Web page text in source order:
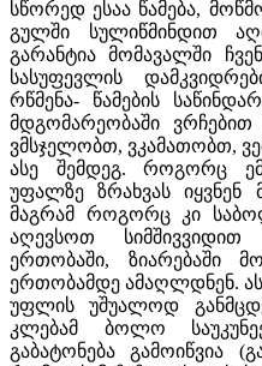
სწორედ ესაა წამება,
გულში სულიწმინდით
გარანტია მომავალში
სასუფევლის
რწმენა- წამების
მდგომარეობაში
ვმსჯელობთ, ვკამათობთ,
ასე შემდეგ. როგორც
უფალზე ზრახვას იყვნენ
მაგრამ როგორც კი
აღევსოთ
ერთობაში, ზიარებაში
ერთობამდე ამაღლდნენ.
უფლის უშუალოდ
კლებამ ბოლო
გაბატონება გამოიწვია